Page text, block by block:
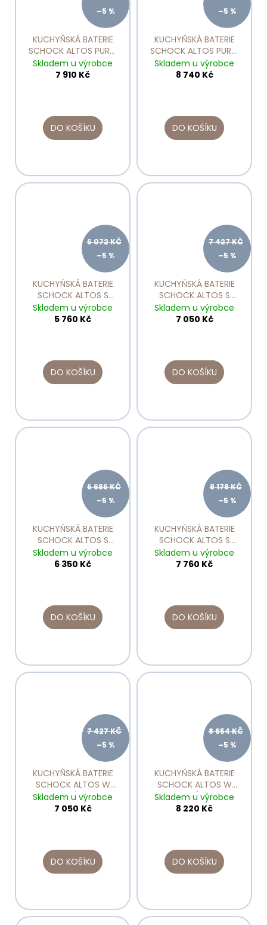
–5 %
KUCHYŇSKÁ BATERIE
SCHOCK ALTOS PURO
529000
Skladem u výrobce
7 910 Kč
DO KOŠÍKU
–5 %
KUCHYŇSKÁ BATERIE
SCHOCK ALTOS PURO
529120
Skladem u výrobce
8 740 Kč
DO KOŠÍKU
6 072 KČ
–5 %
KUCHYŃSKÁ BATERIE
SCHOCK ALTOS S
NEREZOVÝ VZHLED
530000
Skladem u výrobce
5 760 Kč
DO KOŠÍKU
7 427 KČ
–5 %
KUCHYŇSKÁ BATERIE
SCHOCK ALTOS S
NEREZOVÝ VZHLED
530120
Skladem u výrobce
7 050 Kč
DO KOŠÍKU
6 686 KČ
–5 %
KUCHYŃSKÁ BATERIE
SCHOCK ALTOS S
PURO 530000
Skladem u výrobce
6 350 Kč
DO KOŠÍKU
8 178 KČ
–5 %
KUCHYŇSKÁ BATERIE
SCHOCK ALTOS S
PURO 530120
Skladem u výrobce
7 760 Kč
DO KOŠÍKU
7 427 KČ
–5 %
KUCHYŇSKÁ BATERIE
SCHOCK ALTOS W
NEREZOVÝ VZHLED
529005
Skladem u výrobce
7 050 Kč
DO KOŠÍKU
8 654 KČ
–5 %
KUCHYŇSKÁ BATERIE
SCHOCK ALTOS W
NEREZOVÝ VZHLED
529125
Skladem u výrobce
8 220 Kč
DO KOŠÍKU